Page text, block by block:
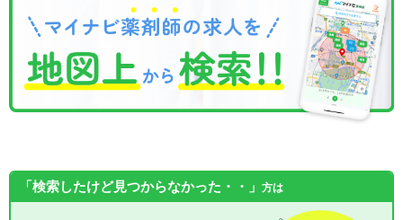
「検索したけど見つからなかった・・」 方は